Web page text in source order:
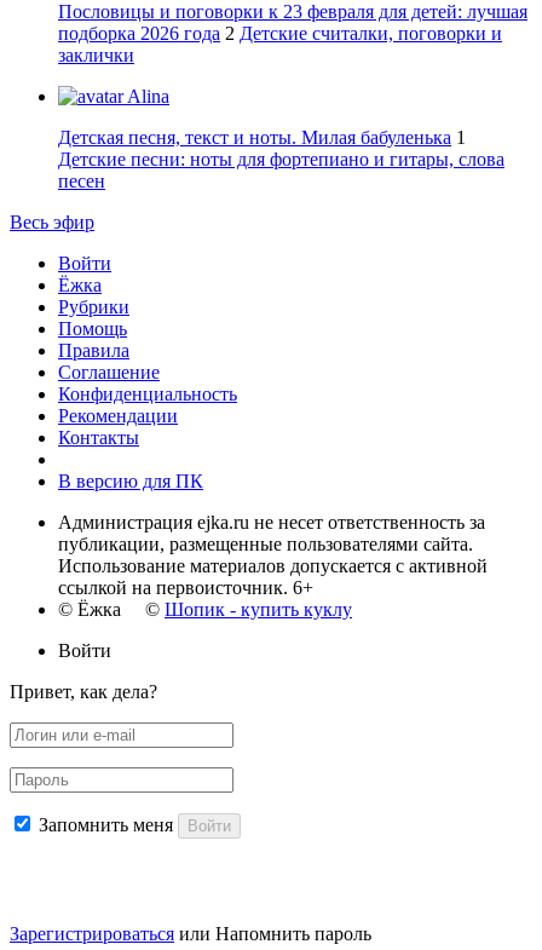
Пословицы и поговорки к 23 февраля для детей: лучшая
подборка 2026 года 2 Детские считалки, поговорки и
заклички
Alina
Детская песня, текст и ноты. Милая бабуленька 1
Детские песни: ноты для фортепиано и гитары, слова
песен
Весь эфир
Войти
Ёжка
Рубрики
Помощь
Правила
Соглашение
Конфиденциальность
Рекомендации
Контакты
В версию для ПК
Администрация ejka.ru не несет ответственность за
публикации, размещенные пользователями сайта.
Использование материалов допускается с активной
ссылкой на первоисточник. 6+
© Ёжка © Шопик - купить куклу
Войти
Привет, как дела?
Запомнить меня Войти
Зарегистрироваться или Напомнить пароль